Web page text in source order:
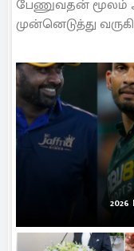
பேணுவதன் மூலம்
முன்னெடுத்து